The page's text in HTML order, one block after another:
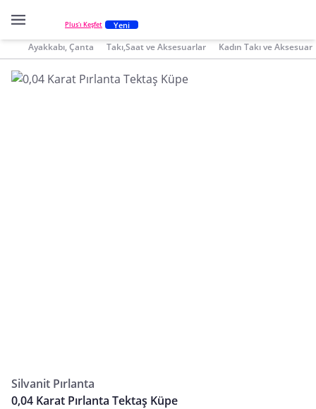
Plus'ı Keşfet Yeni
Ayakkabı, Çanta Takı,Saat ve Aksesuarlar Kadın Takı ve Aksesuar
Silvanit Pırlanta
0,04 Karat Pırlanta Tektaş Küpe